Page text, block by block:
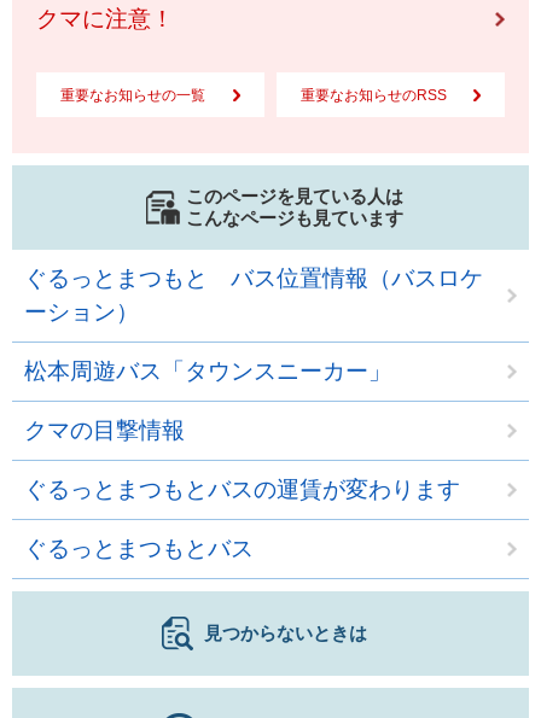
クマに注意！
重要なお知らせの一覧 重要なお知らせのRSS
このページを見ている人は
こんなページも見ています
ぐるっとまつもと バス位置情報（バスロケ
ーション）
松本周遊バス「タウンスニーカー」
クマの目撃情報
ぐるっとまつもとバスの運賃が変わります
ぐるっとまつもとバス
見つからないときは